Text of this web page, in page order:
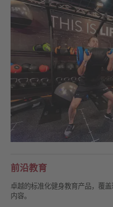
前沿教育
卓越的标准化健身教育产品，覆
内容。